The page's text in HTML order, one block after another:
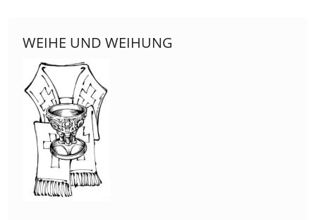
WEIHE UND WEIHUNG